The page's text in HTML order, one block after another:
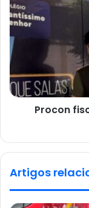
Procon
Artigos